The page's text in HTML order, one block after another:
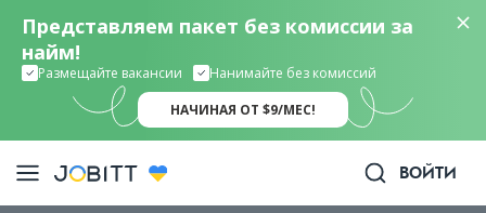
Представляем пакет без комиссии за
найм!
Размещайте вакансии Нанимайте без комиссий
НАЧИНАЯ ОТ $9/МЕС!
ВОЙТИ